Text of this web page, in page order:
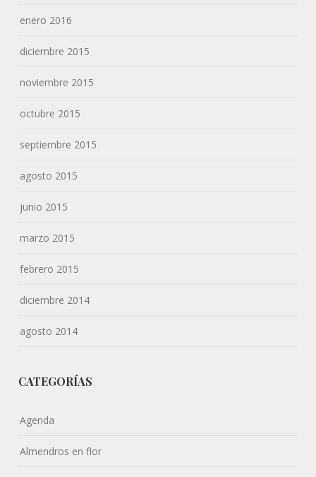
enero 2016
diciembre 2015
noviembre 2015
octubre 2015
septiembre 2015
agosto 2015
junio 2015
marzo 2015
febrero 2015
diciembre 2014
agosto 2014
CATEGORÍAS
Agenda
Almendros en flor